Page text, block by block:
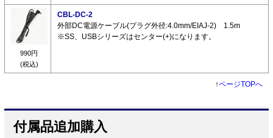
990円
(税込)
CBL-DC-2
外部DC電源ケーブル(プラグ外径:4.0mm/EIAJ-2) 1.5m
※SS、USBシリーズはセンター(+)になります。
↑ページTOPへ
付属品追加購入